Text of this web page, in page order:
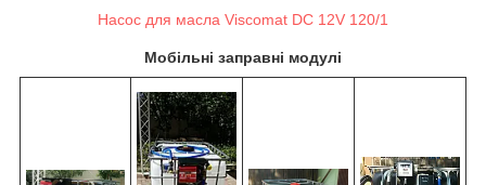
Насос для масла Viscomat DC 12V 120/1
Мобільні заправні модулі